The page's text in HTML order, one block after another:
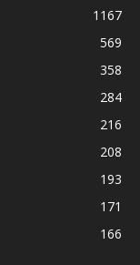
1167
569
358
284
216
208
193
171
166